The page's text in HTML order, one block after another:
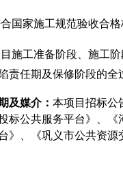
国家施工规范验收合
施工准备阶段、施工
责任期及保修阶段的全
及媒介： 本项目招标公
标公共服务平台》、《
》、《巩义市公共资源